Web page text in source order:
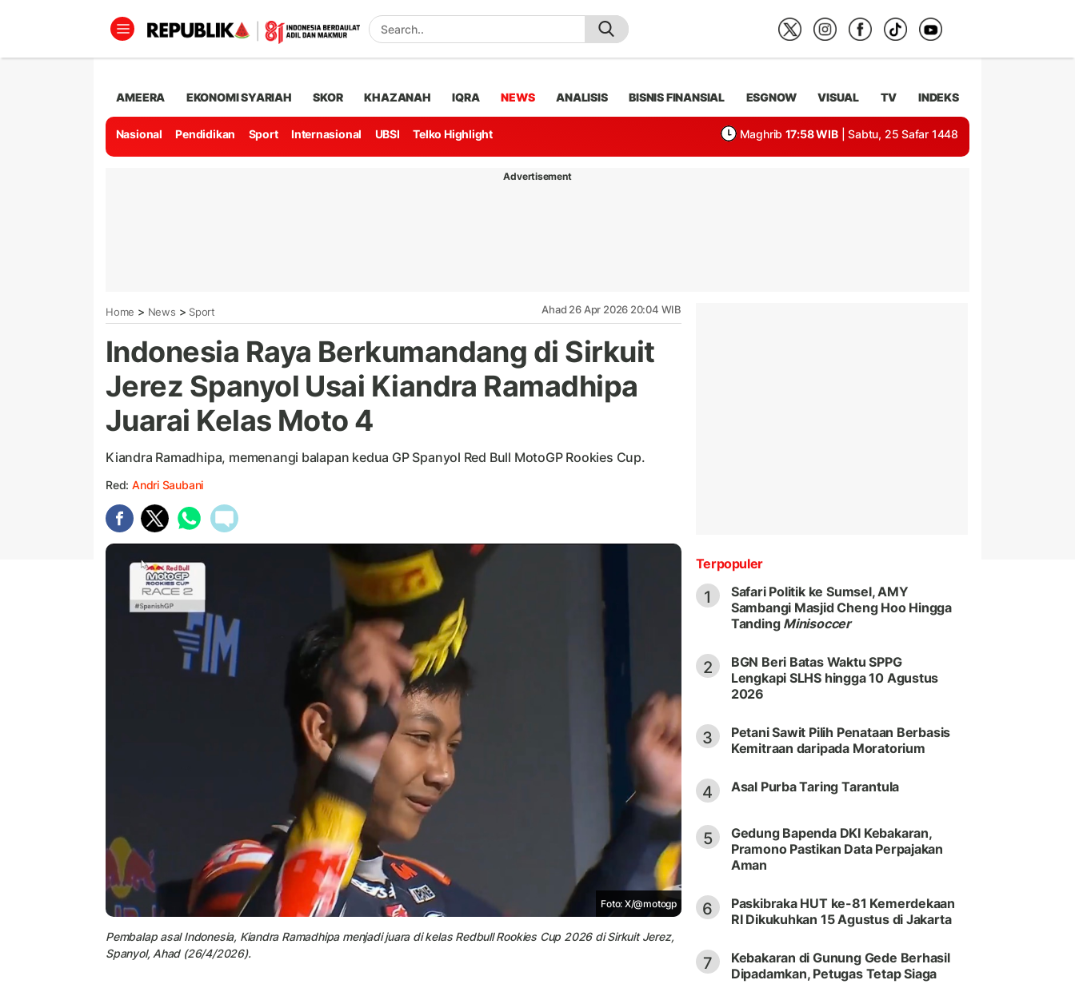
AMEERA EKONOMI SYARIAH SKOR KHAZANAH IQRA NEWS ANALISIS BISNIS FINANSIAL ESGNOW VISUAL TV INDEKS
Nasional Pendidikan Sport Internasional UBSI Telko Highlight Maghrib 17:58 WIB | Sabtu, 25 Safar 1448
Advertisement
Home > News > Sport Ahad 26 Apr 2026 20:04 WIB
Indonesia Raya Berkumandang di Sirkuit
Jerez Spanyol Usai Kiandra Ramadhipa
Juarai Kelas Moto 4
Kiandra Ramadhipa, memenangi balapan kedua GP Spanyol Red Bull MotoGP Rookies Cup.
Red: Andri Saubani
Foto: X/@motogp
Pembalap asal Indonesia, Kiandra Ramadhipa menjadi juara di kelas Redbull Rookies Cup 2026 di Sirkuit Jerez,
Spanyol, Ahad (26/4/2026).
Terpopuler
1
Safari Politik ke Sumsel, AMY
Sambangi Masjid Cheng Hoo Hingga
Tanding Minisoccer
2
BGN Beri Batas Waktu SPPG
Lengkapi SLHS hingga 10 Agustus
2026
3
Petani Sawit Pilih Penataan Berbasis
Kemitraan daripada Moratorium
4 Asal Purba Taring Tarantula
5
Gedung Bapenda DKI Kebakaran,
Pramono Pastikan Data Perpajakan
Aman
6
Paskibraka HUT ke-81 Kemerdekaan
RI Dikukuhkan 15 Agustus di Jakarta
7
Kebakaran di Gunung Gede Berhasil
Dipadamkan, Petugas Tetap Siaga